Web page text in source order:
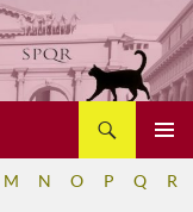
M N O P Q R